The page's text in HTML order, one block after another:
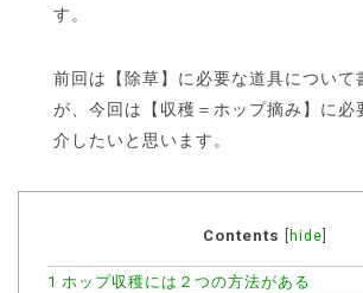
す。
前回は【除草】に必要な道具について
が、今回は【収穫＝ホップ摘み】に必
介したいと思います。
Contents hide
1 ホップ収穫には２つの方法がある